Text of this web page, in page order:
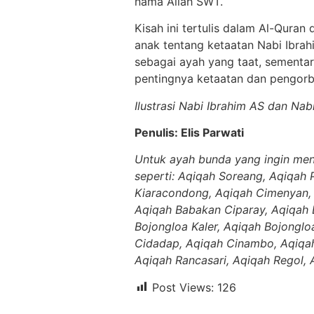
Kisah ini tertulis dalam Al-Quran
anak tentang ketaatan Nabi
sebagai ayah yang taat,
pentingnya ketaatan dan
Ilustrasi Nabi Ibrahim AS dan
Penulis: Elis Parwati
Untuk ayah bunda yang ingin
seperti: Aqiqah Soreang, Aqiqah
Kiaracondong, Aqiqah
Aqiqah Babakan Ciparay, Aqiqah
Bojongloa Kaler, Aqiqah
Cidadap, Aqiqah Cinambo,
Aqiqah Rancasari, Aqiqah
Post Views: 126